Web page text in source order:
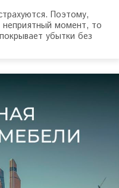
Поэтому,
момент, то
убытки без